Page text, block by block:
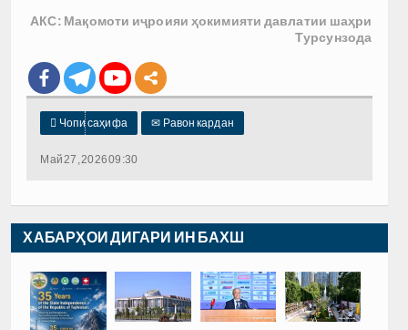
АКС: Мақомоти иҷроияи ҳокимияти давлатии шаҳри
Турсунзода
 Чопи саҳифа ✉ Равон кардан
Май 27, 2026 09:30
ХАБАРҲОИ ДИГАРИ ИН БАХШ